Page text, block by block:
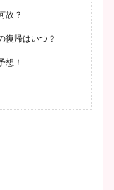
故？
復帰はいつ？
想！